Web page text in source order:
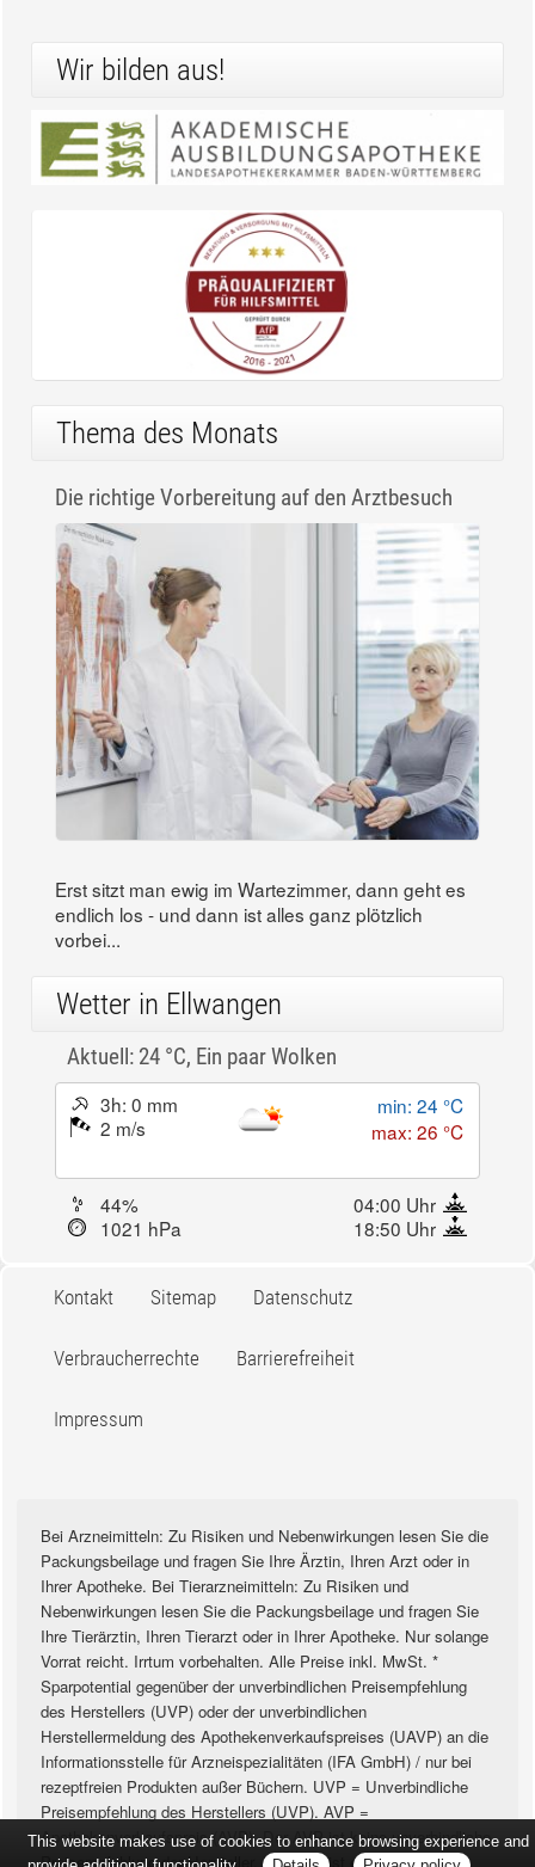
Wir bilden aus!
Thema des Monats
Die richtige Vorbereitung auf den Arztbesuch
Erst sitzt man ewig im Wartezimmer, dann geht es
endlich los - und dann ist alles ganz plötzlich
vorbei...
Wetter in Ellwangen
Aktuell: 24 °C, Ein paar Wolken
3h: 0 mm
2 m/s
min: 24 °C
max: 26 °C
44%
04:00 Uhr
1021 hPa
18:50 Uhr
Kontakt Sitemap Datenschutz
Verbraucherrechte Barrierefreiheit
Impressum
Bei Arzneimitteln: Zu Risiken und Nebenwirkungen lesen Sie die
Packungsbeilage und fragen Sie Ihre Ärztin, Ihren Arzt oder in
Ihrer Apotheke. Bei Tierarzneimitteln: Zu Risiken und
Nebenwirkungen lesen Sie die Packungsbeilage und fragen Sie
Ihre Tierärztin, Ihren Tierarzt oder in Ihrer Apotheke. Nur solange
Vorrat reicht. Irrtum vorbehalten. Alle Preise inkl. MwSt. *
Sparpotential gegenüber der unverbindlichen Preisempfehlung
des Herstellers (UVP) oder der unverbindlichen
Herstellermeldung des Apothekenverkaufspreises (UAVP) an die
Informationsstelle für Arzneispezialitäten (IFA GmbH) / nur bei
rezeptfreien Produkten außer Büchern. UVP = Unverbindliche
Preisempfehlung des Herstellers (UVP). AVP =
Apothekenverkaufspreis (AVP). Der AVP ist keine unverbindliche
Preisempfehlung der Hersteller. Der AVP ist ein von den
This website makes use of cookies to enhance browsing experience and